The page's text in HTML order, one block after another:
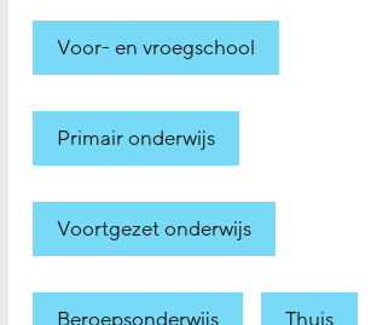
Voor- en vroegschool
Primair onderwijs
Voortgezet onderwijs